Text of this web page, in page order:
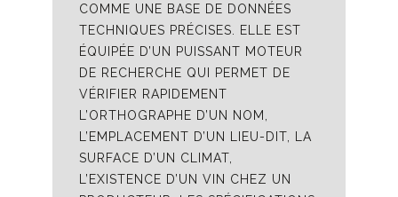
COMME UNE BASE DE DONNÉES
TECHNIQUES PRÉCISES. ELLE EST
ÉQUIPÉE D’UN PUISSANT MOTEUR
DE RECHERCHE QUI PERMET DE
VÉRIFIER RAPIDEMENT
L’ORTHOGRAPHE D’UN NOM,
L’EMPLACEMENT D’UN LIEU-DIT, LA
SURFACE D’UN CLIMAT,
L’EXISTENCE D’UN VIN CHEZ UN